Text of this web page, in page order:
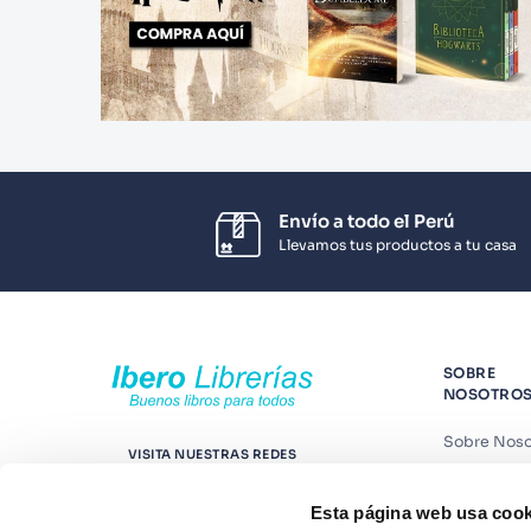
Esta página web usa
Envío a todo el Perú
Llevamos tus productos a tu casa
VISITA NUESTRAS REDES
SOBRE
NOSOTROS
Sobre